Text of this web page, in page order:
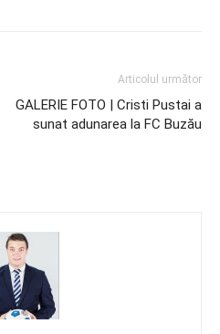
Articolul următor
GALERIE FOTO | Cristi Pustai a
sunat adunarea la FC Buzău